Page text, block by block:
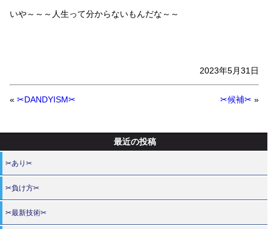
いや～～～人生って分からないもんだな～～
2023年5月31日
« ✂DANDYISM✂ ✂候補✂ »
最近の投稿
✂あり✂
✂負け方✂
✂最新技術✂